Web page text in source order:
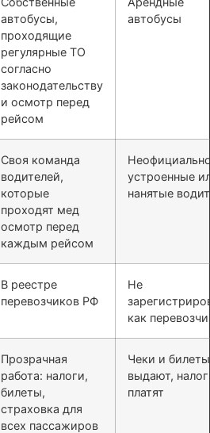
автобусы,
проходящие
регулярные ТО
согласно
законодательству
и осмотр перед
рейсом
автобусы
Своя команда
водителей,
которые
проходят мед
осмотр перед
каждым рейсом
устроенные
нанятые
В реестре
перевозчиков РФ
Не
как
Прозрачная
работа: налоги,
билеты,
страховка для
всех пассажиров
Чеки и
выдают,
платят